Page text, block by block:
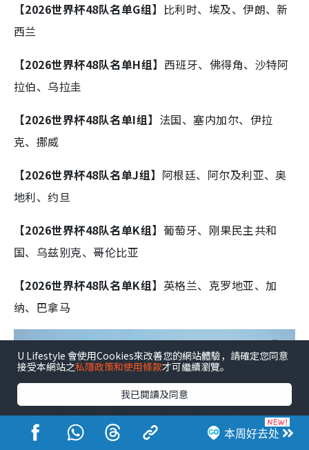
【2026世界杯48队名单G组】 比利时、埃及、伊朗、新
西兰
【2026世界杯48队名单H组】 西班牙、佛得角、沙特阿
拉伯、乌拉圭
【2026世界杯48队名单I组】 法国、塞内加尔、伊拉
克、挪威
【2026世界杯48队名单J组】 阿根廷、阿尔及利亚、奥
地利、约旦
【2026世界杯48队名单K组】 葡萄牙、刚果民主共和
国、乌兹别克、哥伦比亚
【2026世界杯48队名单K组】 英格兰、克罗地亚、加
纳、巴拿马
本周好去处
U Lifestyle 會使用Cookies來改善您的網站體驗，請確定您同意
接受本網站之私隱政策和使用條款才可繼續瀏覽。
我已閱讀及同意